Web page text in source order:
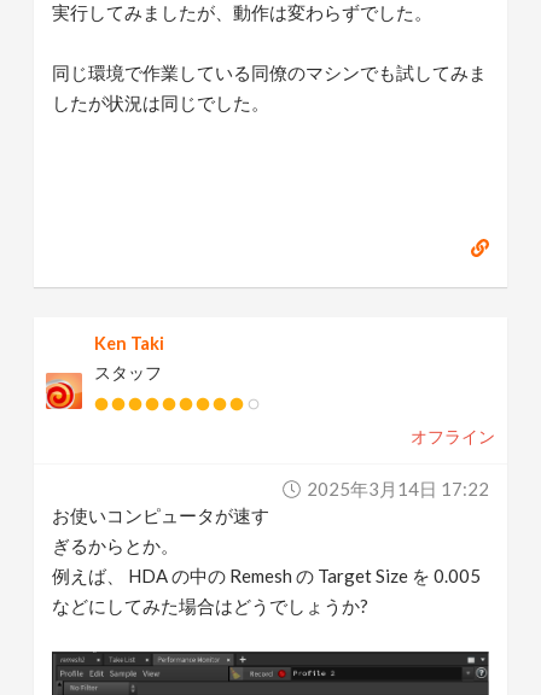
実行してみましたが、動作は変わらずでした。
同じ環境で作業している同僚のマシンでも試してみま
したが状況は同じでした。
Ken Taki
スタッフ
オフライン
2025年3月14日 17:22
お使いコンピュータが速す
ぎるからとか。
例えば、 HDA の中の Remesh の Target Size を 0.005
などにしてみた場合はどうでしょうか?